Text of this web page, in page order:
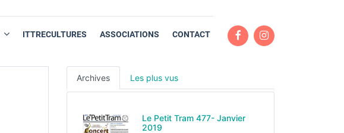
ITTRECULTURES ASSOCIATIONS CONTACT
Archives Les plus vus
Le Petit Tram 477- Janvier
2019